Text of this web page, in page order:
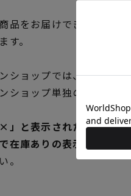
品をお届けできない場合
。
ショップでは、新発売の
ショップ単独の在庫にて
」と表示された商品が実
在庫ありの表示へと変わ
。